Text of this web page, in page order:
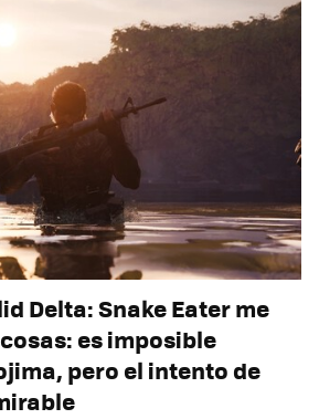
Delta: Snake Eater me
es imposible
pero el intento de